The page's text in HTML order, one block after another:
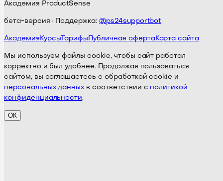
Академия ProductSense
бета-версия · Поддержка: @ps24supportbot
Академия КурсыТарифы Публичная офертаКарта сайта
Мы используем файлы cookie, чтобы сайт работал
корректно и был удобнее. Продолжая пользоваться
сайтом, вы соглашаетесь с обработкой cookie и
персональных данных в соответствии с политикой
конфиденциальности.
ОК